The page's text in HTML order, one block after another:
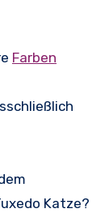
Farben
Katze?